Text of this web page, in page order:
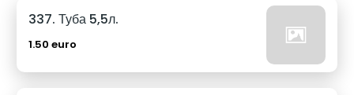
337. Туба 5,5л.
1.50 euro